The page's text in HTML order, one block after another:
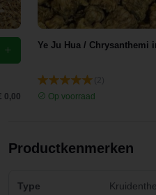
0,00
Ye Ju Hua / Chrysanthemi
Op voorraad
Productkenmerken
Type